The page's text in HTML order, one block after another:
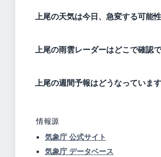
上尾の天気は今日、急変する可能
上尾の雨雲レーダーはどこで確認
上尾の週間予報はどうなっていま
情報源
気象庁 公式サイト
気象庁 データベース